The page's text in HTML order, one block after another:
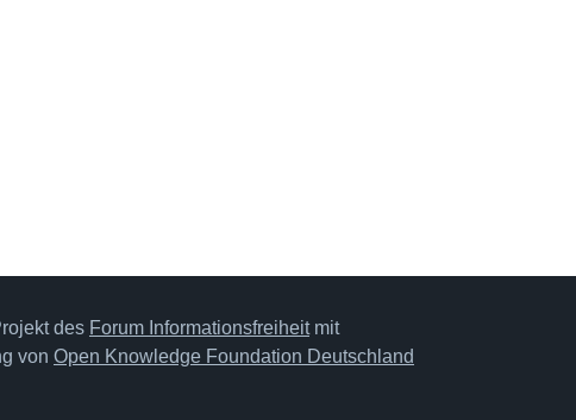
des Forum Informationsfreiheitmit
von Open Knowledge Foundation Deutschland